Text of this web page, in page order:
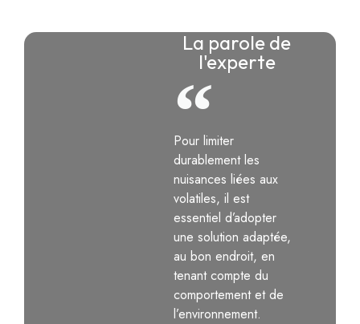
La parole de
l'experte
Pour limiter
durablement les
nuisances liées aux
volatiles, il est
essentiel d’adopter
une solution adaptée,
au bon endroit, en
tenant compte du
comportement et de
l’environnement.